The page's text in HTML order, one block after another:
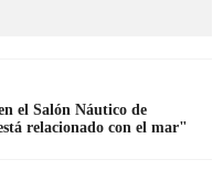
el Salón Náutico de
relacionado con el mar"